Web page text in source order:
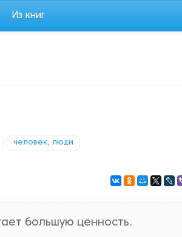
Из книг
человек, люди
большую ценность.